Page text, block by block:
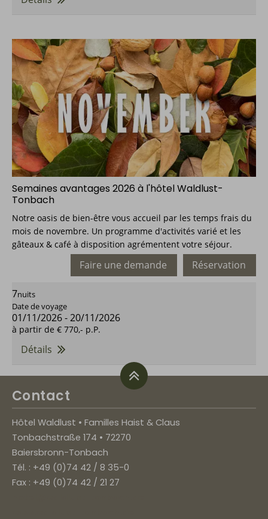
Semaines avantages 2026 à l'hôtel Waldlust-
Tonbach
Notre oasis de bien-être vous accueil par les temps frais du
mois de novembre. Un programme d'activités varié et les
gâteaux & café à disposition agrémentent votre séjour.
Réservation
Faire une demande
7nuits
Date de voyage
01/11/2026-20/11/2026
à partir de € 770,- p.P.
Détails
Contact
Hôtel Waldlust • Familles Haist & Claus
Tonbachstraße 174 • 72270
Baiersbronn-Tonbach
Tél. : +49 (0)74 42 / 8 35-0
Fax : +49 (0)74 42 / 21 27